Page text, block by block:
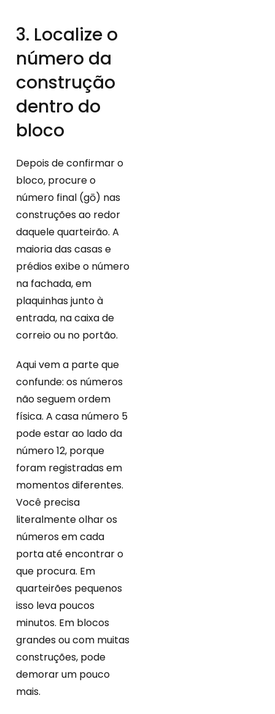
3. Localize o
número da
construção
dentro do
bloco
Depois de confirmar o
bloco, procure o
número final (gō) nas
construções ao redor
daquele quarteirão. A
maioria das casas e
prédios exibe o número
na fachada, em
plaquinhas junto à
entrada, na caixa de
correio ou no portão.
Aqui vem a parte que
confunde: os números
não seguem ordem
física. A casa número 5
pode estar ao lado da
número 12, porque
foram registradas em
momentos diferentes.
Você precisa
literalmente olhar os
números em cada
porta até encontrar o
que procura. Em
quarteirões pequenos
isso leva poucos
minutos. Em blocos
grandes ou com muitas
construções, pode
demorar um pouco
mais.